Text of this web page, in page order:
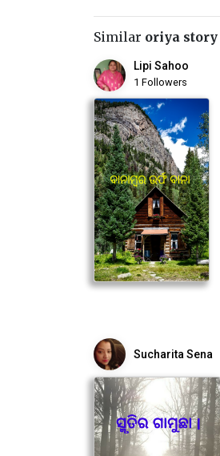
Similar oriya story
Lipi Sahoo
1 Followers
Sucharita Sena